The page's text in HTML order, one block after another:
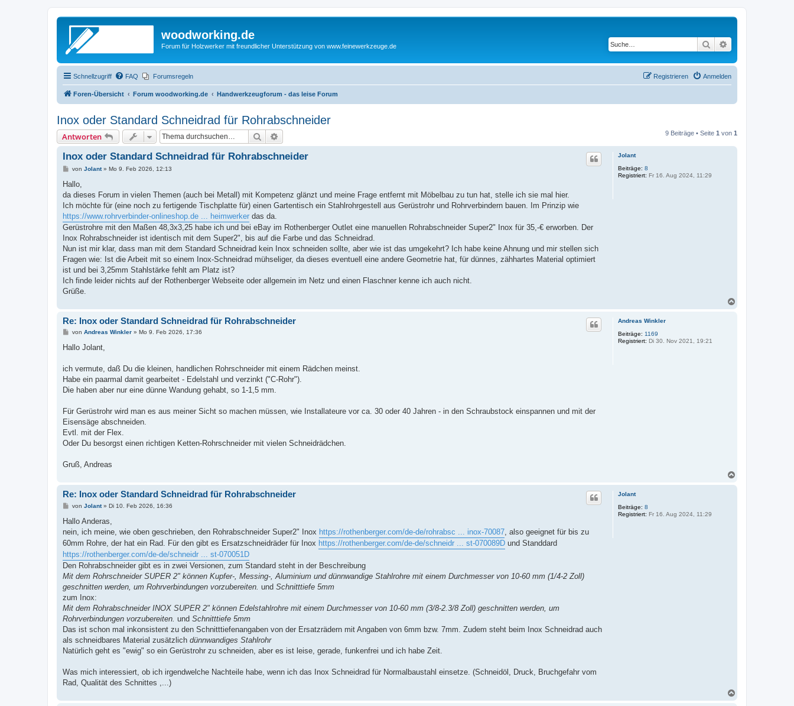
woodworking.de
Forum für Holzwerker mit freundlicher Unterstützung von www.feinewerkzeuge.de Suche
Schnellzugriff FAQ Forumsregeln Anmelden
Registrieren
Foren-Übersicht Forum woodworking.de Handwerkzeugforum - das leise Forum
Inox oder Standard Schneidrad für Rohrabschneider
Antworten Suche 9 Beiträge • Seite 1 von 1
Jolant
Beiträge: 8
Registriert: Fr 16. Aug 2024, 11:29
Inox oder Standard Schneidrad für Rohrabschneider
B
i
r
a
von Jolant» Mo 9. Feb 2026, 12:13
Hallo,
da dieses Forum in vielen Themen (auch bei Metall) mit Kompetenz glänzt und meine Frage entfernt mit Möbelbau zu tun hat, stelle ich sie mal hier.
Ich möchte für (eine noch zu fertigende Tischplatte für) einen Gartentisch ein Stahlrohrgestell aus Gerüstrohr und Rohrverbindern bauen. Im Prinzip wie
https://www.rohrverbinder-onlineshop.de ... heimwerker das da.
Gerüstrohre mit den Maßen 48,3x3,25 habe ich und bei eBay im Rothenberger Outlet eine manuellen Rohrabschneider Super2" Inox für 35,-€ erworben. Der
Inox Rohrabschneider ist identisch mit dem Super2", bis auf die Farbe und das Schneidrad.
Nun ist mir klar, dass man mit dem Standard Schneidrad kein Inox schneiden sollte, aber wie ist das umgekehrt? Ich habe keine Ahnung und mir stellen sich
Fragen wie: Ist die Arbeit mit so einem Inox-Schneidrad mühseliger, da dieses eventuell eine andere Geometrie hat, für dünnes, zähhartes Material optimiert
ist und bei 3,25mm Stahlstärke fehlt am Platz ist?
Ich finde leider nichts auf der Rothenberger Webseite oder allgemein im Netz und einen Flaschner kenne ich auch nicht.
Grüße.
Andreas Winkler
Beiträge: 1169
Registriert: Di 30. Nov 2021, 19:21
Re: Inox oder Standard Schneidrad für Rohrabschneider
B
i
a
von Andreas Winkler» Mo 9. Feb 2026, 17:36
Hallo Jolant,
ich vermute, daß Du die kleinen, handlichen Rohrschneider mit einem Rädchen meinst.
Habe ein paarmal damit gearbeitet - Edelstahl und verzinkt ("C-Rohr").
Die haben aber nur eine dünne Wandung gehabt, so 1-1,5 mm.
Für Gerüstrohr wird man es aus meiner Sicht so machen müssen, wie Installateure vor ca. 30 oder 40 Jahren - in den Schraubstock einspannen und mit der
Eisensäge abschneiden.
Evtl. mit der Flex.
Oder Du besorgst einen richtigen Ketten-Rohrschneider mit vielen Schneidrädchen.
Gruß, Andreas
Jolant
Beiträge: 8
Registriert: Fr 16. Aug 2024, 11:29
Re: Inox oder Standard Schneidrad für Rohrabschneider
B
i
r
a
g
von Jolant» Di 10. Feb 2026, 16:36
Hallo Anderas,
nein, ich meine, wie oben geschrieben, den Rohrabschneider Super2" Inox https://rothenberger.com/de-de/rohrabsc ... inox-70087 , also geeignet für bis zu
60mm Rohre, der hat ein Rad. Für den gibt es Ersatzschneidräder für Inox https://rothenberger.com/de-de/schneidr ... st-070089D und Standdard
https://rothenberger.com/de-de/schneidr ... st-070051D
Den Rohrabschneider gibt es in zwei Versionen, zum Standard steht in der Beschreibung
Mit dem Rohrschneider SUPER 2" können Kupfer-, Messing-, Aluminium und dünnwandige Stahlrohre mit einem Durchmesser von 10-60 mm (1/4-2 Zoll)
geschnitten werden, um Rohrverbindungen vorzubereiten. und Schnitttiefe 5mm
zum Inox:
Mit dem Rohrabschneider INOX SUPER 2" können Edelstahlrohre mit einem Durchmesser von 10-60 mm (3/8-2.3/8 Zoll) geschnitten werden, um
Rohrverbindungen vorzubereiten. und Schnitttiefe 5mm
Das ist schon mal inkonsistent zu den Schnitttiefenangaben von der Ersatzrädern mit Angaben von 6mm bzw. 7mm. Zudem steht beim Inox Schneidrad auch
als schneidbares Material zusätzlich dünnwandiges Stahlrohr
Natürlich geht es "ewig" so ein Gerüstrohr zu schneiden, aber es ist leise, gerade, funkenfrei und ich habe Zeit.
Was mich interessiert, ob ich irgendwelche Nachteile habe, wenn ich das Inox Schneidrad für Normalbaustahl einsetze. (Schneidöl, Druck, Bruchgefahr vom
Rad, Qualität des Schnittes ,...)